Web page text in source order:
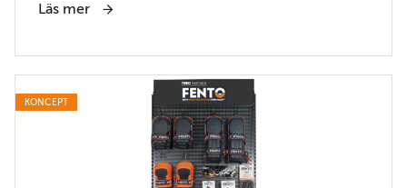
Läs mer
KONCEPT